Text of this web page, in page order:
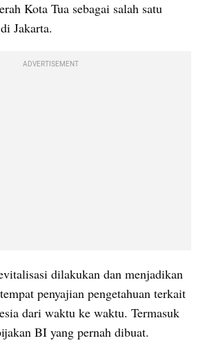
Kota Tua sebagai salah satu
Jakarta.
ADVERTISEMENT
dilakukan dan menjadikan
penyajian pengetahuan terkait
dari waktu ke waktu. Termasuk
BI yang pernah dibuat.